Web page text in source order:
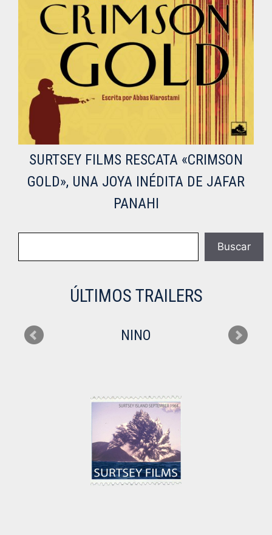
SURTSEY FILMS RESCATA «CRIMSON
GOLD», UNA JOYA INÉDITA DE JAFAR
PANAHI
Buscar
ÚLTIMOS TRAILERS
NINO